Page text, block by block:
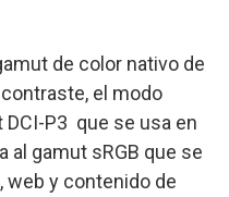
de color nativo de
contraste, el modo
P3 que se usa en
al gamut sRGB que se
web y contenido de